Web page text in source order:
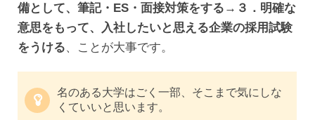
備として、筆記・ES・面接対策をする→３．明確な
意思をもって、入社したいと思える企業の採用試験
をうける、ことが大事です。
名のある大学はごく一部、そこまで気にしな
くていいと思います。